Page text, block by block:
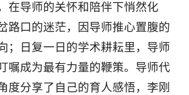
在导师的关怀和陪伴下悄然化
路口的迷茫，因导师推心置腹的
；日复一日的学术耕耘里，导师
嘱成为最有力量的鞭策。导师代
度分享了自己的育人感悟，李刚